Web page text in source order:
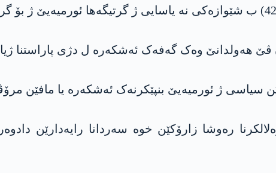
ڤێ هەولدانێ وەک گەفەک ئەشکەرە ل دژی پاراستنا
سیاسی ژ ئورمیەیێ بنپێکرنەک ئەشکەرە یا مافێن
رەوشا زارۆکێن خوە سەردانا رایەدارێن